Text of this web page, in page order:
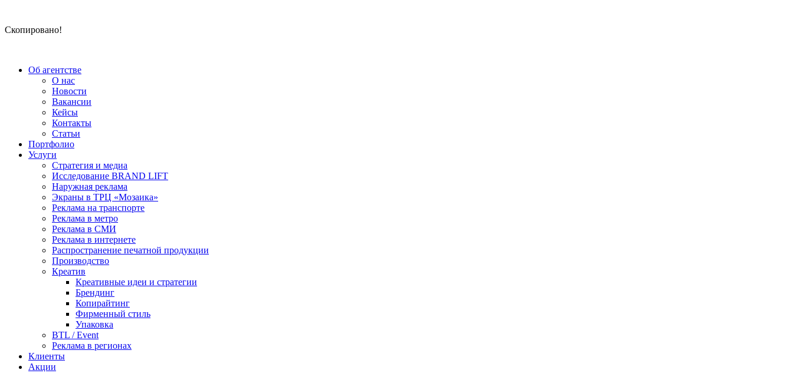
Скопировано!
Об агентстве
О нас
Новости
Вакансии
Кейсы
Контакты
Статьи
Портфолио
Услуги
Стратегия и медиа
Исследование BRAND LIFT
Наружная реклама
Экраны в ТРЦ «Мозаика»
Реклама на транспорте
Реклама в метро
Реклама в СМИ
Реклама в интернете
Распространение печатной продукции
Производство
Креатив
Креативные идеи и стратегии
Брендинг
Копирайтинг
Фирменный стиль
Упаковка
BTL / Event
Реклама в регионах
Клиенты
Акции